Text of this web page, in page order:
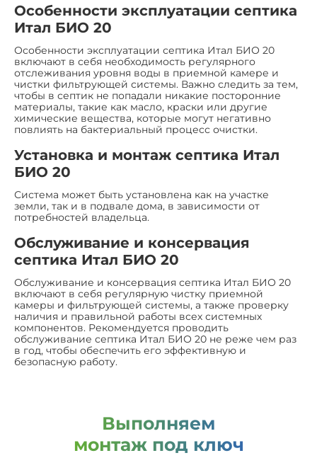
Особенности эксплуатации септика
Итал БИО 20
Особенности эксплуатации септика Итал БИО 20
включают в себя необходимость регулярного
отслеживания уровня воды в приемной камере и
чистки фильтрующей системы. Важно следить за тем,
чтобы в септик не попадали никакие посторонние
материалы, такие как масло, краски или другие
химические вещества, которые могут негативно
повлиять на бактериальный процесс очистки.
Установка и монтаж септика Итал
БИО 20
Система может быть установлена как на участке
земли, так и в подвале дома, в зависимости от
потребностей владельца.
Обслуживание и консервация
септика Итал БИО 20
Обслуживание и консервация септика Итал БИО 20
включают в себя регулярную чистку приемной
камеры и фильтрующей системы, а также проверку
наличия и правильной работы всех системных
компонентов. Рекомендуется проводить
обслуживание септика Итал БИО 20 не реже чем раз
в год, чтобы обеспечить его эффективную и
безопасную работу.
Выполняем
монтаж под ключ